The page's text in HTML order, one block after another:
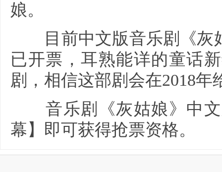
娘。
目前中文版音乐剧《灰
已开票，耳熟能详的童话
剧，相信这部剧会在2018
音乐剧《灰姑娘》中文
幕】即可获得抢票资格。